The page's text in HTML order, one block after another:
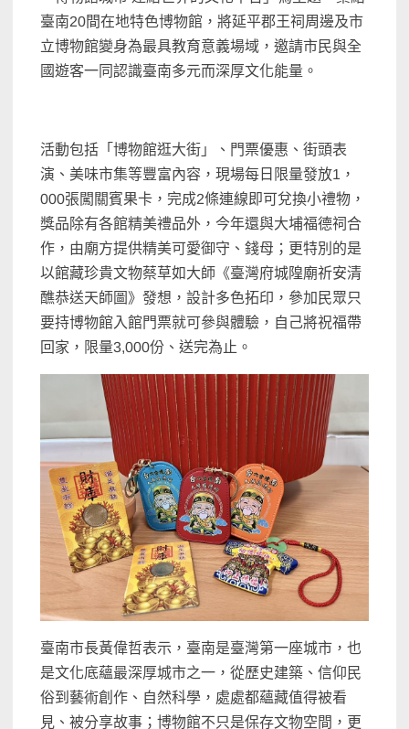
臺南20間在地特色博物館，將延平郡王祠周邊及市
立博物館變身為最具教育意義場域，邀請市民與全
國遊客一同認識臺南多元而深厚文化能量。
活動包括「博物館逛大街」、門票優惠、街頭表
演、美味市集等豐富內容，現場每日限量發放1，
000張闖關賓果卡，完成2條連線即可兌換小禮物，
獎品除有各館精美禮品外，今年還與大埔福德祠合
作，由廟方提供精美可愛御守、錢母；更特別的是
以館藏珍貴文物蔡草如大師《臺灣府城隍廟祈安清
醮恭送天師圖》發想，設計多色拓印，參加民眾只
要持博物館入館門票就可參與體驗，自己將祝福帶
回家，限量3,000份、送完為止。
臺南市長黃偉哲表示，臺南是臺灣第一座城市，也
是文化底蘊最深厚城市之一，從歷史建築、信仰民
俗到藝術創作、自然科學，處處都蘊藏值得被看
見、被分享故事；博物館不只是保存文物空間，更